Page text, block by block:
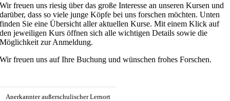
Wir freuen uns riesig über das große Interesse an unseren Kursen und
darüber, dass so viele junge Köpfe bei uns forschen möchten. Unten
finden Sie eine Übersicht aller aktuellen Kurse. Mit einem Klick auf
den jeweiligen Kurs öffnen sich alle wichtigen Details sowie die
Möglichkeit zur Anmeldung.
Wir freuen uns auf Ihre Buchung und wünschen frohes Forschen.
Anerkannter außerschulischer Lernort